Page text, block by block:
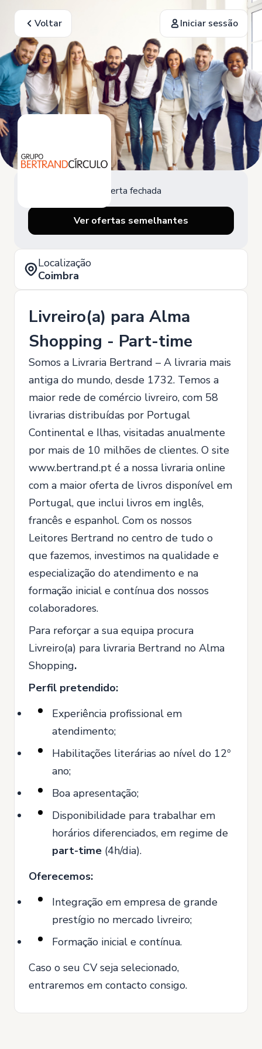
Voltar Iniciar sessão
Oferta fechada
Ver ofertas semelhantes
Localização
Coimbra
Livreiro(a) para Alma
Shopping - Part-time
Somos a Livraria Bertrand – A livraria mais
antiga do mundo, desde 1732. Temos a
maior rede de comércio livreiro, com 58
livrarias distribuídas por Portugal
Continental e Ilhas, visitadas anualmente
por mais de 10 milhões de clientes. O site
www.bertrand.pt é a nossa livraria online
com a maior oferta de livros disponível em
Portugal, que inclui livros em inglês,
francês e espanhol. Com os nossos
Leitores Bertrand no centro de tudo o
que fazemos, investimos na qualidade e
especialização do atendimento e na
formação inicial e contínua dos nossos
colaboradores.
Para reforçar a sua equipa procura
Livreiro(a) para livraria Bertrand no Alma
Shopping.
Perfil pretendido:
Experiência profissional em
atendimento;
Habilitações literárias ao nível do 12º
ano;
Boa apresentação;
Disponibilidade para trabalhar em
horários diferenciados, em regime de
part-time (4h/dia).
Oferecemos:
Integração em empresa de grande
prestígio no mercado livreiro;
Formação inicial e contínua.
Caso o seu CV seja selecionado,
entraremos em contacto consigo.